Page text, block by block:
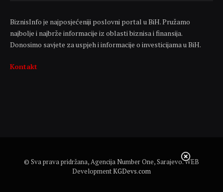
BiznisInfo je najposjećeniji poslovni portal u BiH. Pružamo
najbolje i najbrže informacije iz oblasti biznisa i finansija.
Donosimo savjete za uspjeh i informacije o investicijama u BiH.
Kontakt
© Sva prava pridržana, Agencija Number One, Sarajevo. WEB
DevelopmentKGDevs.com